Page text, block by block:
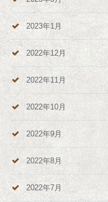
2023年1月
2022年12月
2022年11月
2022年10月
2022年9月
2022年8月
2022年7月